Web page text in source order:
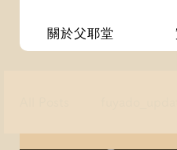
關於父耶堂